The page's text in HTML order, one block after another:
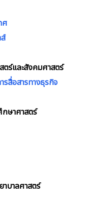
ศ
ร์และสังคมศาสตร์
รสื่อสารทางธุรกิจ
ษาศาสตร์
บาลศาสตร์